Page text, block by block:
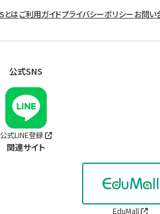
とはご利用ガイドプライバシーポリシーお問い
公式SNS
公式LINE登録
関連サイト
EduMall